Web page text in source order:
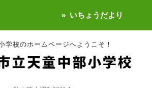
学校のホームページへようこそ！
いちょうだより